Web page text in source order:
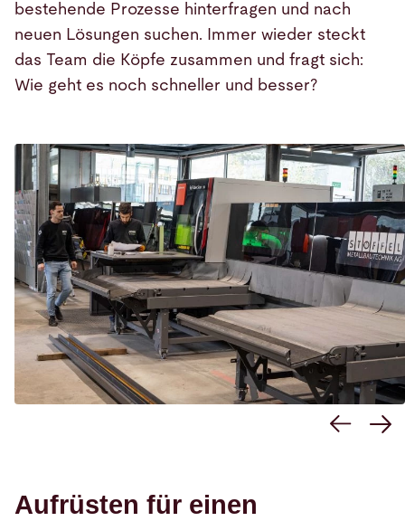
bestehende Prozesse hinterfragen und nach
neuen Lösungen suchen. Immer wieder steckt
das Team die Köpfe zusammen und fragt sich:
Wie geht es noch schneller und besser?
Aufrüsten für einen